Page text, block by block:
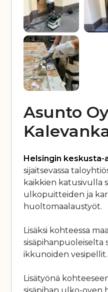
Asunto
Helsingin keskusta-
sijaitsevassa
kaikkien katusivulla
ulkopuitteiden ja
huoltomaalaustyöt.
Lisäksi kohteessa
sisäpihanpuoleiselta
ikkunoiden vesipellit.
Lisätyönä